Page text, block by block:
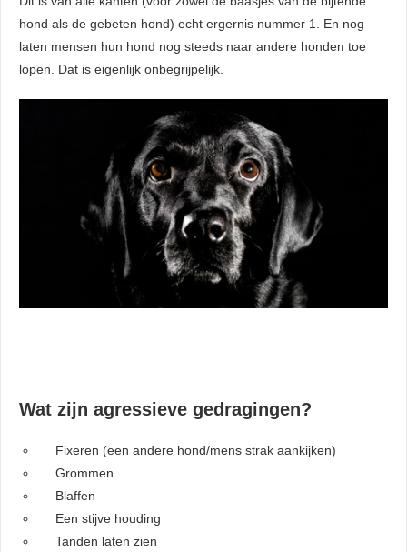
hond als de gebeten hond) echt ergernis nummer 1. En nog
laten mensen hun hond nog steeds naar andere honden toe
lopen. Dat is eigenlijk onbegrijpelijk.
Wat zijn agressieve gedragingen?
Fixeren (een andere hond/mens strak aankijken)
Grommen
Blaffen
Een stijve houding
Tanden laten zien